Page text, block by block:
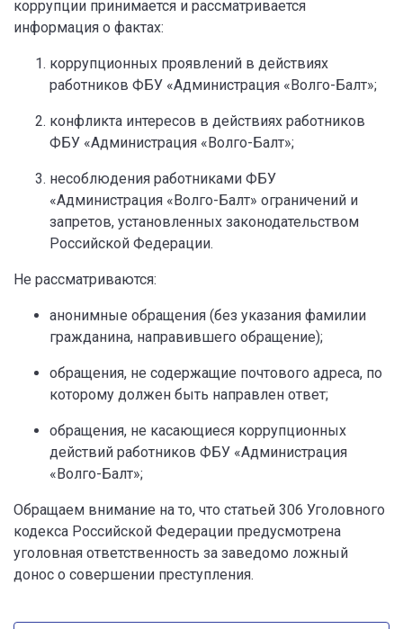
коррупции принимается и рассматривается
информация о фактах:
коррупционных проявлений в действиях
работников ФБУ «Администрация «Волго-Балт»;
конфликта интересов в действиях работников
ФБУ «Администрация «Волго-Балт»;
несоблюдения работниками ФБУ
«Администрация «Волго-Балт» ограничений и
запретов, установленных законодательством
Российской Федерации.
Не рассматриваются:
анонимные обращения (без указания фамилии
гражданина, направившего обращение);
обращения, не содержащие почтового адреса, по
которому должен быть направлен ответ;
обращения, не касающиеся коррупционных
действий работников ФБУ «Администрация
«Волго-Балт»;
Обращаем внимание на то, что статьей 306 Уголовного
кодекса Российской Федерации предусмотрена
уголовная ответственность за заведомо ложный
донос о совершении преступления.